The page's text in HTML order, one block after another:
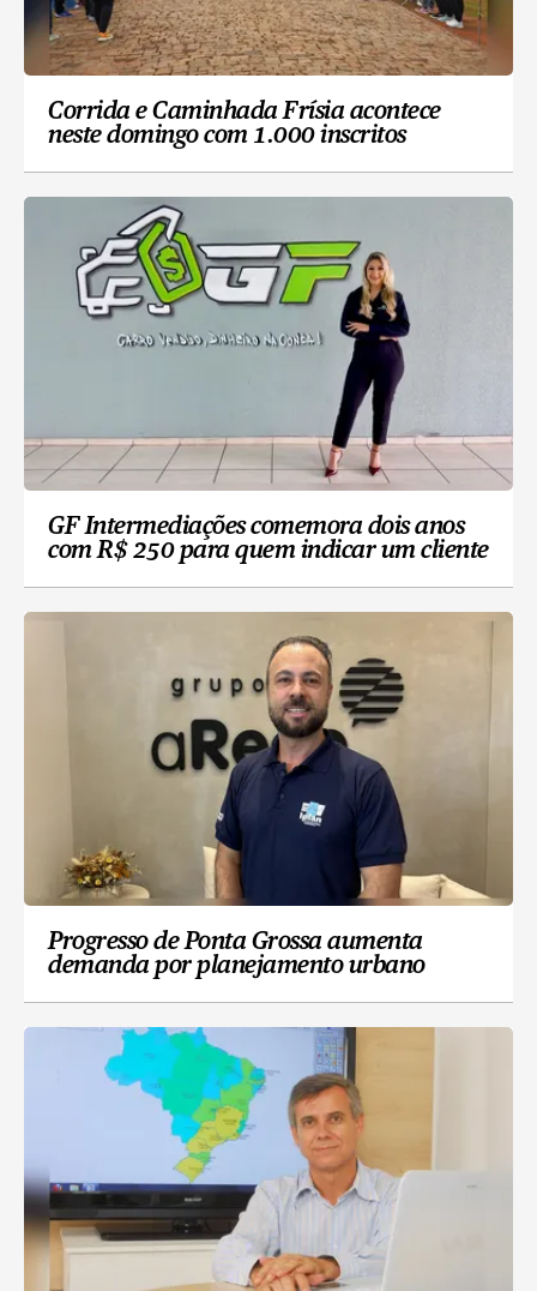
Corrida e Caminhada Frísia acontece
neste domingo com 1.000 inscritos
GF Intermediações comemora dois anos
com R$ 250 para quem indicar um cliente
Progresso de Ponta Grossa aumenta
demanda por planejamento urbano